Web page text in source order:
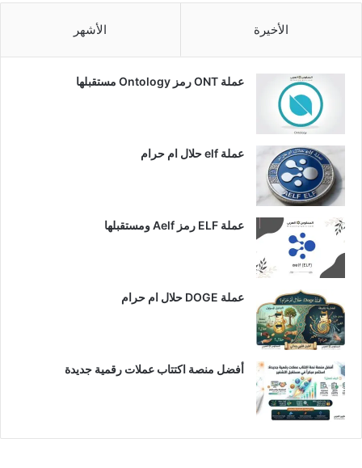
الأخيرة الأشهر
عملة ONT رمز Ontology مستقبلها
عملة elf حلال ام حرام
عملة ELF رمز Aelf ومستقبلها
عملة DOGE حلال ام حرام
أفضل منصة اكتتاب عملات رقمية جديدة